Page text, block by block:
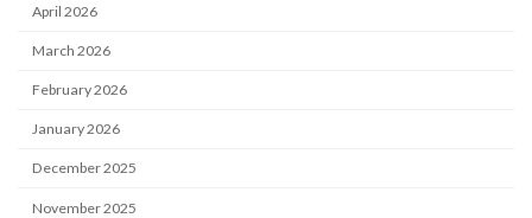
April 2026
March 2026
February 2026
January 2026
December 2025
November 2025